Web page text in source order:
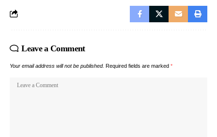
Leave a Comment
Your email address will not be published. Required fields are marked *